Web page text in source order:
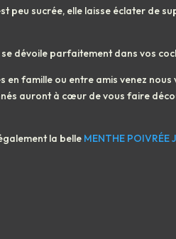
peu sucrée, elle laisse éclater de
dévoile parfaitement dans vos
en famille ou entre amis venez
auront à cœur de vous faire
la belle MENTHE POIVRÉE